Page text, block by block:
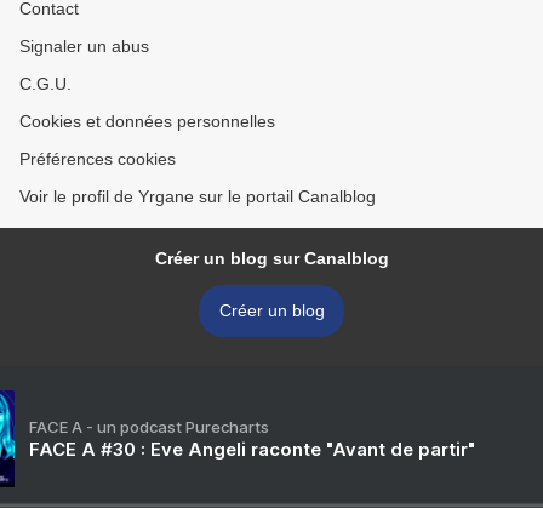
Contact
Signaler un abus
C.G.U.
Cookies et données personnelles
Préférences cookies
Voir le profil de Yrgane sur le portail Canalblog
Créer un blog sur Canalblog
Créer un blog
FACE A - un podcast Purecharts
FACE A #30 : Eve Angeli raconte "Avant de partir"